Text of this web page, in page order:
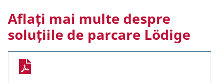
Aflați mai multe despre
soluțiile de parcare Lödige